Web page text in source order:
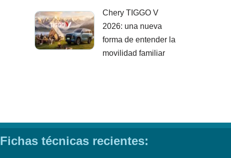
Chery TIGGO V
2026: una nueva
forma de entender la
movilidad familiar
Fichas técnicas recientes: